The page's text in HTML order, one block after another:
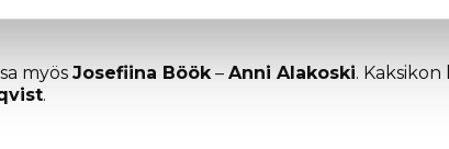
tämä kisarundi tälläiseen päivään, ja
myös Josefiina Böök– Anni Alakoski.
.